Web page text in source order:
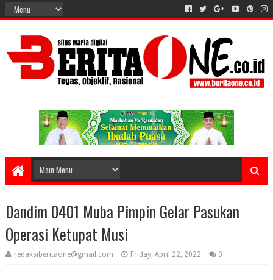
Dandim 0401 Muba Pimpin Gelar Pasukan
Operasi Ketupat Musi
redaksiberitaone@gmail.com Friday, April 22, 2022 0